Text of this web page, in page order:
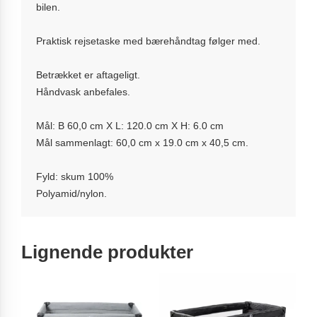
bilen.
Praktisk rejsetaske med bærehåndtag følger med.
Betrækket er aftageligt.
Håndvask anbefales.
Mål: B 60,0 cm X L: 120.0 cm X H: 6.0 cm
Mål sammenlagt: 60,0 cm x 19.0 cm x 40,5 cm.
Fyld: skum 100%
Polyamid/nylon.
Lignende produkter